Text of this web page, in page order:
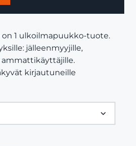
on 1 ulkoilmapuukko-tuote.
jälleenmyyjille,
kirjautuneille